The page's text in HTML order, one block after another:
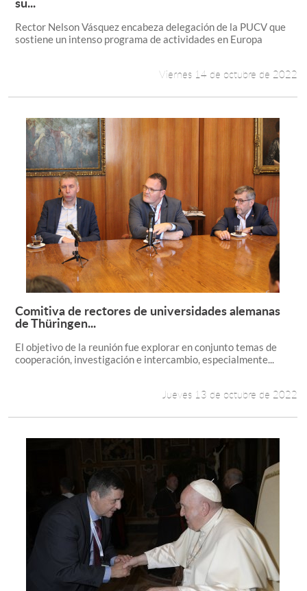
Rector Nelson Vásquez encabeza delegación de la PUCV que
sostiene un intenso programa de actividades en Europa
Viernes 14 de octubre de 2022
Leer más +
Comitiva de rectores de universidades alemanas
de Thüringen...
El objetivo de la reunión fue explorar en conjunto temas de
cooperación, investigación e intercambio, especialmente...
Jueves 13 de octubre de 2022